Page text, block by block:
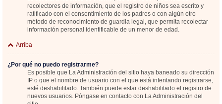
recolectores de información, que el registro de niños sea escrito y
ratificado con el consentimiento de los padres o con algún otro
método de reconocimiento de guardia legal, que permita recolectar
información personal identificable de un menor de edad.
Arriba
¿Por qué no puedo registrarme?
Es posible que La Administración del sitio haya baneado su dirección
IP o que el nombre de usuario con el que está intentando registrarse,
esté deshabilitado. También puede estar deshabilitado el registro de
nuevos usuarios. Póngase en contacto con La Administración del